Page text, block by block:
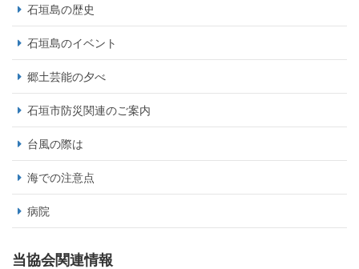
石垣島の歴史
石垣島のイベント
郷土芸能の夕べ
石垣市防災関連のご案内
台風の際は
海での注意点
病院
当協会関連情報